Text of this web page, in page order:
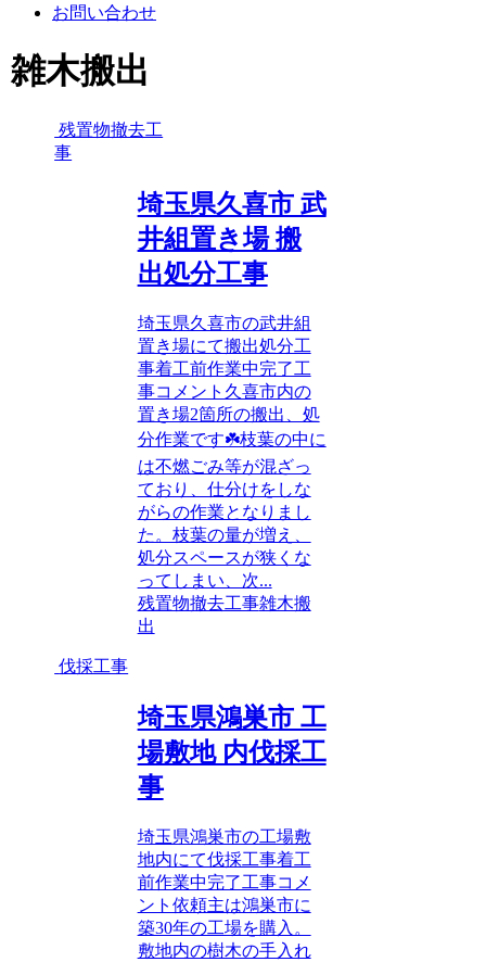
お問い合わせ
雑木搬出
残置物撤去工
事
埼玉県久喜市 武
井組置き場 搬
出処分工事
埼玉県久喜市の武井組
置き場にて搬出処分工
事着工前作業中完了工
事コメント久喜市内の
置き場2箇所の搬出、処
分作業です☘️枝葉の中に
は不燃ごみ等が混ざっ
ており、仕分けをしな
がらの作業となりまし
た。枝葉の量が増え、
処分スペースが狭くな
ってしまい、次...
残置物撤去工事雑木搬
出
伐採工事
埼玉県鴻巣市 工
場敷地 内伐採工
事
埼玉県鴻巣市の工場敷
地内にて伐採工事着工
前作業中完了工事コメ
ント依頼主は鴻巣市に
築30年の工場を購入。
敷地内の樹木の手入れ